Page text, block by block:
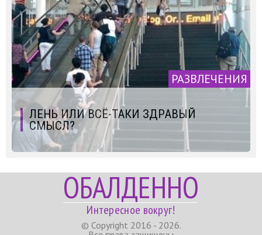
РАЗВЛЕЧЕНИЯ
ЛЕНЬ ИЛИ ВСЁ-ТАКИ ЗДРАВЫЙ
СМЫСЛ?
ОБАЛДЕННО
Интересное вокруг!
© Copyright 2016 - 2026.